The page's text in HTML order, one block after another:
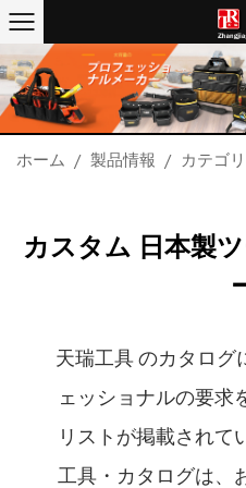
ホーム / 製品情報 / カテゴ
カスタム 日本製
天瑞工具 のカタログ
ェッショナルの要求
リストが掲載されて
工具・カタログは、